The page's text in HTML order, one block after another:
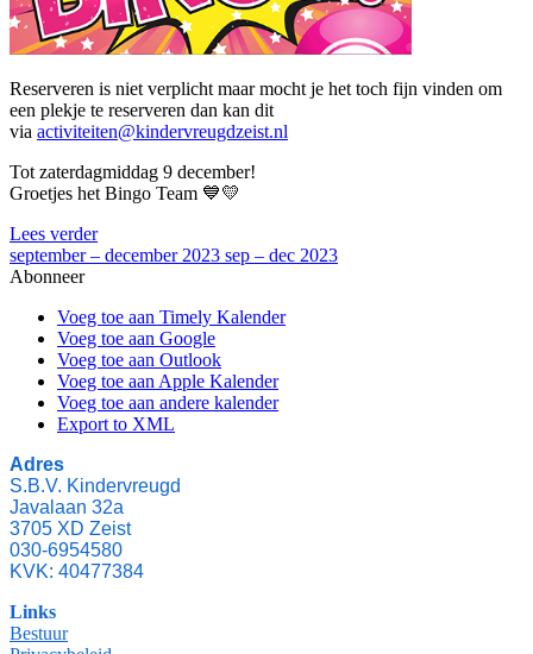
Reserveren is niet verplicht maar mocht je het toch fijn vinden om
een plekje te reserveren dan kan dit
via activiteiten@kindervreugdzeist.nl
Tot zaterdagmiddag 9 december!
Groetjes het Bingo Team 💙💛
Lees verder
september – december 2023 sep – dec 2023
Abonneer
Voeg toe aan Timely Kalender
Voeg toe aan Google
Voeg toe aan Outlook
Voeg toe aan Apple Kalender
Voeg toe aan andere kalender
Export to XML
Adres
S.B.V. Kindervreugd
Javalaan 32a
3705 XD Zeist
030-6954580
KVK: 40477384
Links
Bestuur